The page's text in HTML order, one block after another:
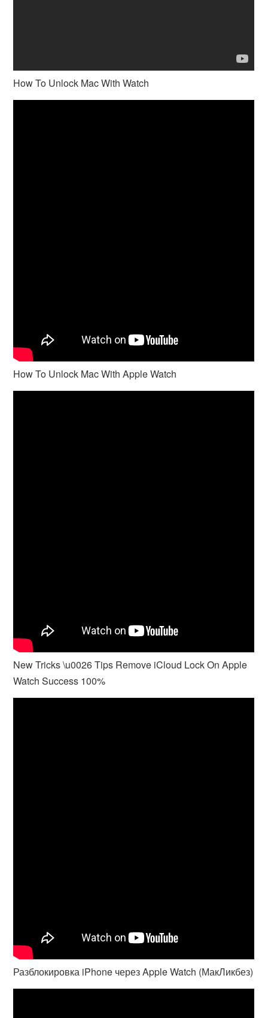
How To Unlock Mac With Watch
How To Unlock Mac With Apple Watch
New Tricks \u0026 Tips Remove iCloud Lock On Apple
Watch Success 100%
Разблокировка iPhone через Apple Watch (МакЛикбез)